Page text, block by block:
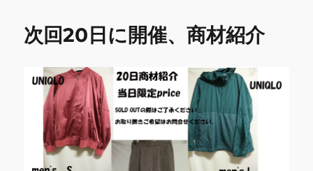
o
k
び
ン
ト
開
催
に
次回20日に開催、商材紹介